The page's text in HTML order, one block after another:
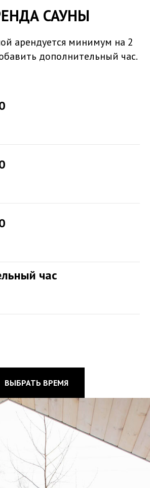
САУНЫ
арендуется минимум на 2
дополнительный час.
час
ВЫБРАТЬ ВРЕМЯ